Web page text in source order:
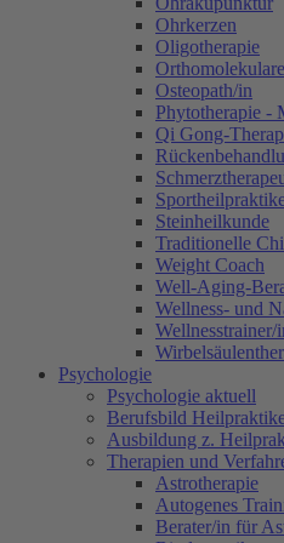
Ohrkerzen
Oligotherapie
Osteopath/in
Phytotherapie -
Qi Gong-
Steinheilkunde
Traditionelle
Weight Coach
Well-Aging-
Wellness- und
Wellnesstrainer/
Psychologie
Psychologie aktuell
Berufsbild
Ausbildung z.
Therapien und
Astrotherapie
Autogenes
Berater/in für